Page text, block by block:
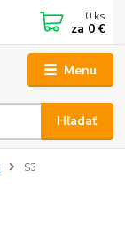
Menu
Hľadať
0 ks
za 0 €
S3